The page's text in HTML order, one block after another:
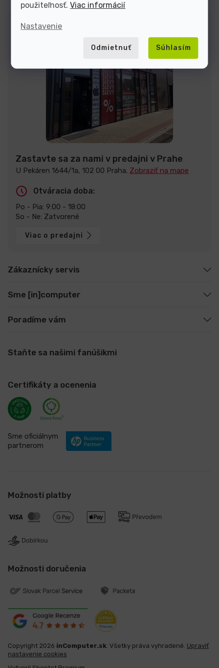
použiteľnosť.Viac informácií
Nastavenie
Odmietnuť Súhlasím
Zastavte sa za nami v predajni v Prahe
U Pekáren 1644/1a, 102 00 Praha. Zobraziť na mape
Otváracia doba:
Po - Pia: 9:00 - 18:00
So - Ne: Zatvorené
Viac o predajni
Zákaznícky servis
Sme [in]computer
Poradíme vám
Staňte sa našimi fanúšikmi
Certifikáty a ocenenia
Sme oficiálnym
partnerom
Možnosti platby
Možnosti doručenia
Copyright 2026 inComputer.sk. Všetky práva vyhradené. Upraviť
nastavenie cookies